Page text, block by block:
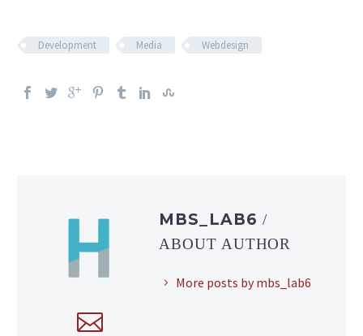
Development Media Webdesign
MBS_LAB6 /
ABOUT AUTHOR
More posts by mbs_lab6